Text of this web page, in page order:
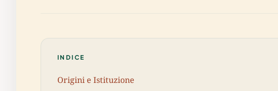
INDICE
Origini e Istituzione